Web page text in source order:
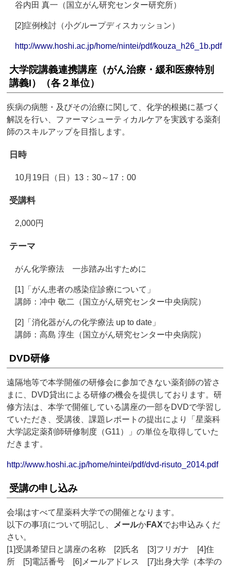
谷内田 真一（国立がん研究センター研究所）
[2]症例検討（小グループディスカッション）
http://www.hoshi.ac.jp/home/nintei/pdf/kouza_h26_1b.pdf
大学院講義連携講座（がん治療・緩和医療特別
講義I）（各２単位）
疾病の病態・及びその治療に関して、化学的根拠に基づく
解説を行い、ファーマシューティカルケアを実践する薬剤
師のスキルアップを目指します。
日時
10月19日（日）13：30～17：00
受講料
2,000円
テーマ
がん化学療法 一歩踏み出すために
[1]「がん患者の感染症診療について」
講師：冲中 敬二（国立がん研究センター中央病院）
[2]「消化器がんの化学療法 up to date」
講師：高島 淳生（国立がん研究センター中央病院）
DVD研修
遠隔地等で本学開催の研修会に参加できない薬剤師の皆さ
まに、DVD貸出による研修の機会を提供しております。研
修方法は、本学で開催している講座の一部をDVDで学習し
ていただき、受講後、課題レポートの提出により「星薬科
大学認定薬剤師研修制度（G11）」の単位を取得していた
だきます。
http://www.hoshi.ac.jp/home/nintei/pdf/dvd-risuto_2014.pdf
受講の申し込み
会場はすべて星薬科大学での開催となります。
以下の事項について明記し、
メールかFAXでお申込みくだ
さい。
[1]受講希望日と講座の名称 [2]氏名 [3]フリガナ [4]住
所 [5]電話番号 [6]メールアドレス [7]出身大学（本学の